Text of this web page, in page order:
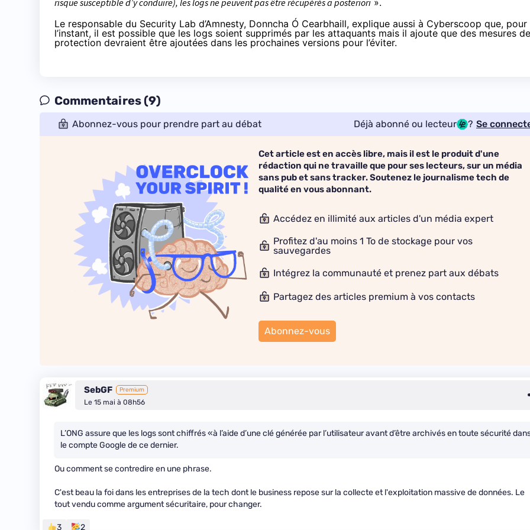
Le responsable du Security Lab d’Amnesty, Donncha Ó Cearbhaill, explique aussi à Cyberscoop que, pour
l’instant, il est possible que les logs soient supprimés par les attaquants mais il ajoute que des mesures de
protection devraient être ajoutées dans les prochaines versions pour l’éviter.
Commentaires (9)
Abonnez-vous pour prendre part au débat Déjà abonné ou lecteur ? Se
Cet article est en accès libre, mais il est le produit d'une
rédaction qui ne travaille que pour ses lecteurs, sur un média
sans pub et sans tracker. Soutenez le journalisme tech de
qualité en vous abonnant.
Accédez en illimité aux articles d'un média expert
Profitez d'au moins 1 To de stockage pour vos
sauvegardes
Intégrez la communauté et prenez part aux débats
Partagez des articles premium à vos contacts
Abonnez-vous
SebGF Premium
Le 15 mai à 08h56
L’ONG assure que les logs sont chiffrés «à l’aide d’une clé générée par l’utilisateur avant d’être archivés en toute sécurité
le compte Google de ce dernier.
Ou comment se contredire en une phrase.
C'est beau la foi dans les entreprises de la tech dont le business repose sur la collecte et l'exploitation massive de données. Le
tout vendu comme argument sécuritaire, pour changer.
3 2